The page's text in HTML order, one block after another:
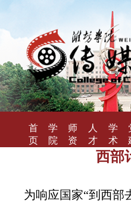
首
页
学
院
师
资
人
才
培
养
学
术
研
究
西部
为响应国家“到西部